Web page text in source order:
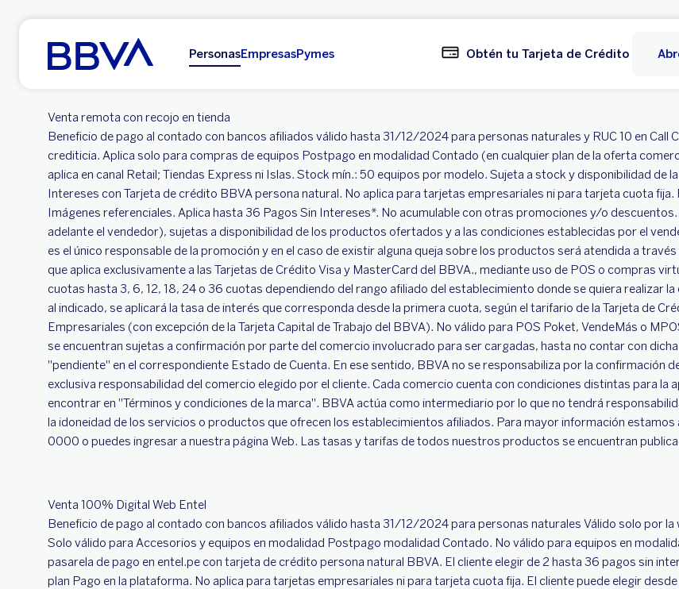
Ir al contenido principal
PersonasEmpresasPymes Obtén tu Tarjeta de Crédito
Venta remota con recojo en tienda
Beneficio de pago al contado con bancos afiliados válido hasta 31/12/2024 para personas naturales y RUC 10 en Call
crediticia. Aplica solo para compras de equipos Postpago en modalidad Contado (en cualquier plan de la oferta
aplica en canal Retail; Tiendas Express ni Islas. Stock mín.: 50 equipos por modelo. Sujeta a stock y disponibilidad de
Intereses con Tarjeta de crédito BBVA persona natural. No aplica para tarjetas empresariales ni para tarjeta cuota
Imágenes referenciales. Aplica hasta 36 Pagos Sin Intereses*. No acumulable con otras promociones y/o
adelante el vendedor), sujetas a disponibilidad de los productos ofertados y a las condiciones establecidas por el
es el único responsable de la promoción y en el caso de existir alguna queja sobre los productos será atendida a
que aplica exclusivamente a las Tarjetas de Crédito Visa y MasterCard del BBVA., mediante uso de POS o compras
cuotas hasta 3, 6, 12, 18, 24 o 36 cuotas dependiendo del rango afiliado del establecimiento donde se quiera realizar
al indicado, se aplicará la tasa de interés que corresponda desde la primera cuota, según el tarifario de la Tarjeta de
Empresariales (con excepción de la Tarjeta Capital de Trabajo del BBVA). No válido para POS Poket, VendeMás o
se encuentran sujetas a confirmación por parte del comercio involucrado para ser cargadas, hasta no contar con
"pendiente" en el correspondiente Estado de Cuenta. En ese sentido, BBVA no se responsabiliza por la confirmación
exclusiva responsabilidad del comercio elegido por el cliente. Cada comercio cuenta con condiciones distintas para la
encontrar en "Términos y condiciones de la marca". BBVA actúa como intermediario por lo que no tendrá
la idoneidad de los servicios o productos que ofrecen los establecimientos afiliados. Para mayor información
0000 o puedes ingresar a nuestra página Web. Las tasas y tarifas de todos nuestros productos se encuentran
Venta 100% Digital Web Entel
Beneficio de pago al contado con bancos afiliados válido hasta 31/12/2024 para personas naturales Válido solo por
Solo válido para Accesorios y equipos en modalidad Postpago modalidad Contado. No válido para equipos en
pasarela de pago en entel.pe con tarjeta de crédito persona natural BBVA. El cliente elegir de 2 hasta 36 pagos sin
plan Pago en la plataforma. No aplica para tarjetas empresariales ni para tarjeta cuota fija. El cliente puede elegir